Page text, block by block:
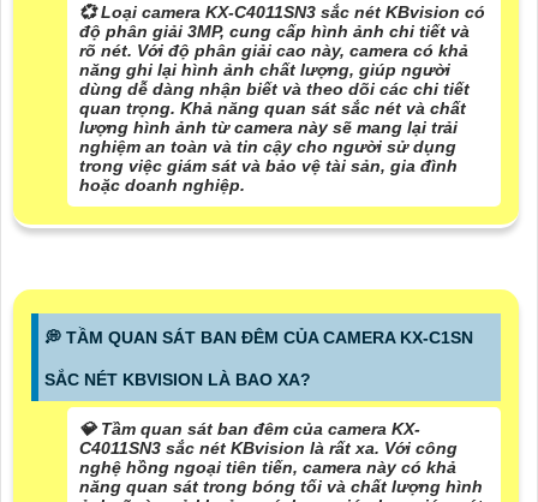
💞 Loại camera KX-C4011SN3 sắc nét KBvision có
độ phân giải 3MP, cung cấp hình ảnh chi tiết và
rõ nét. Với độ phân giải cao này, camera có khả
năng ghi lại hình ảnh chất lượng, giúp người
dùng dễ dàng nhận biết và theo dõi các chi tiết
quan trọng. Khả năng quan sát sắc nét và chất
lượng hình ảnh từ camera này sẽ mang lại trải
nghiệm an toàn và tin cậy cho người sử dụng
trong việc giám sát và bảo vệ tài sản, gia đình
hoặc doanh nghiệp.
️💭 TẦM QUAN SÁT BAN ĐÊM CỦA CAMERA KX-C1SN
SẮC NÉT KBVISION LÀ BAO XA?
💎 Tầm quan sát ban đêm của camera KX-
C4011SN3 sắc nét KBvision là rất xa. Với công
nghệ hồng ngoại tiên tiến, camera này có khả
năng quan sát trong bóng tối và chất lượng hình